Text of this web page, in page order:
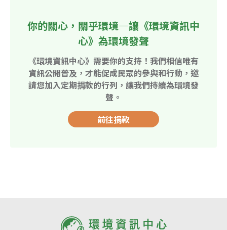
你的關心，關乎環境—讓《環境資訊中
心》為環境發聲
《環境資訊中心》需要你的支持！我們相信唯有
資訊公開普及，才能促成民眾的參與和行動，邀
請您加入定期捐款的行列，讓我們持續為環境發
聲。
前往捐款